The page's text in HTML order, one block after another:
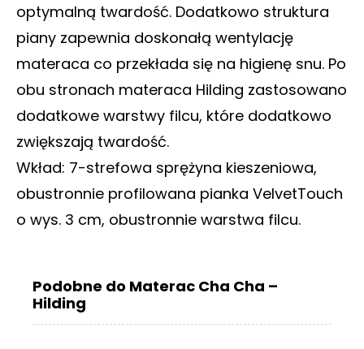
optymalną twardość. Dodatkowo struktura
piany zapewnia doskonałą wentylację
materaca co przekłada się na higienę snu. Po
obu stronach materaca Hilding zastosowano
dodatkowe warstwy filcu, które dodatkowo
zwiększają twardość.
Wkład: 7-strefowa sprężyna kieszeniowa,
obustronnie profilowana pianka VelvetTouch
o wys. 3 cm, obustronnie warstwa filcu.
Podobne do Materac Cha Cha –
Hilding